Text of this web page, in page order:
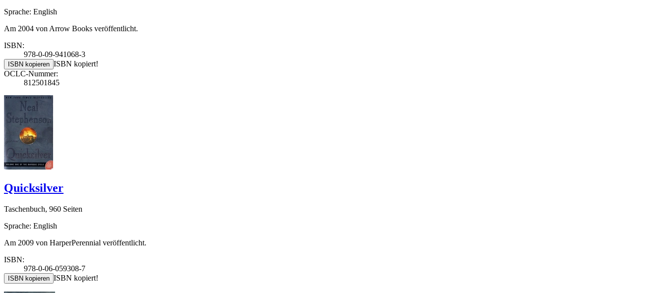
Sprache: English
Am 2004 von Arrow Books veröffentlicht.
ISBN:
978-0-09-941068-3
ISBN kopieren ISBN kopiert!
OCLC-Nummer:
812501845
Quicksilver
Taschenbuch, 960 Seiten
Sprache: English
Am 2009 von HarperPerennial veröffentlicht.
ISBN:
978-0-06-059308-7
ISBN kopieren ISBN kopiert!